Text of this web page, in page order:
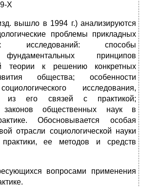
Х
вышло в 1994 г.) анализируются
проблемы прикладных
исследований: способы
принципов
теории к реше­нию конкретных
общества; особенности
исследования,
из его связей с практикой;
законов общественных наук в
Обосно­вывается особая
отрасли социологической науки
ее методов и средств
вопросами применения